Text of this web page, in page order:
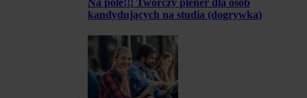
kandydujących na studia (dogrywka)